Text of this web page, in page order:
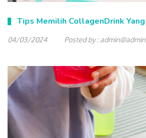
Tips Memilih CollagenDrink
04/03/2024 Posted by :